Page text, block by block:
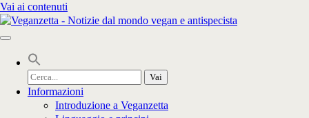
Vai ai contenuti
Cerca
per:
Informazioni
Introduzione a Veganzetta